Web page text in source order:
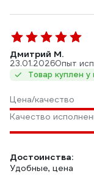
Дмитрий М.
23.01.2026Опыт
Товар куплен у
Цена/качество
Качество
Достоинства:
Удобные, цена